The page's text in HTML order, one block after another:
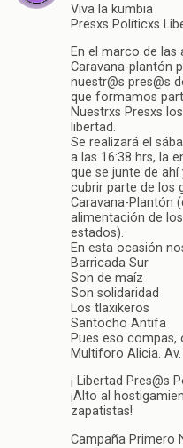
Viva la kumbia
Presxs Políticxs
En el marco de las
Caravana-plantón
nuestr@s pres@s
que formamos
Nuestrxs Presxs
libertad.
Se realizará el
a las 16:38 hrs, la
que se junte de
cubrir parte de los
Caravana-Plantón
alimentación de
estados).
En esta ocasión
Barricada Sur
Son de maíz
Son solidaridad
Los tlaxikeros
Santocho Antifa
Pues eso compas,
Multiforo Alicia.
¡ Libertad Pres@s
¡Alto al
zapatistas!
Campaña Primero